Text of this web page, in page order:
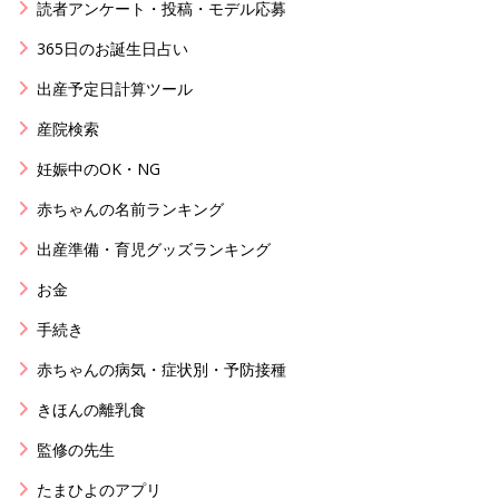
読者アンケート・投稿・モデル応募
365日のお誕生日占い
出産予定日計算ツール
産院検索
妊娠中のOK・NG
赤ちゃんの名前ランキング
出産準備・育児グッズランキング
お金
手続き
赤ちゃんの病気・症状別・予防接種
きほんの離乳食
監修の先生
たまひよのアプリ